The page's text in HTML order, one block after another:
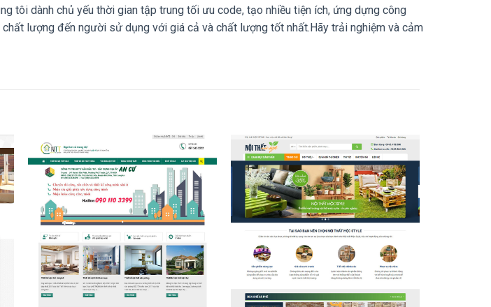
tôi dành chủ yếu thời gian tập trung tối ưu code, tạo nhiều tiện ích, ứng dựng công
lượng đến người sử dụng với giá cả và chất lượng tốt nhất.Hãy trải nghiệm và cảm